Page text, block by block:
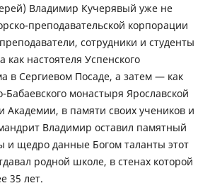
Владимир Кучерявый уже не
преподавательской корпорации
сотрудники и студенты
настоятеля Успенского
в Сергиевом Посаде, а затем — как
Бабаевского монастыря Ярославской
Академии, в памяти своих учеников и
Владимир оставил памятный
и щедро данные Богом таланты этот
родной школе, в стенах которой
35 лет.